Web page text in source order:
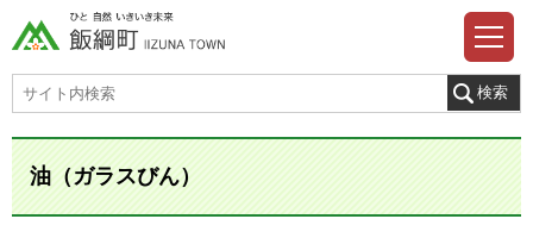
油（ガラスびん）